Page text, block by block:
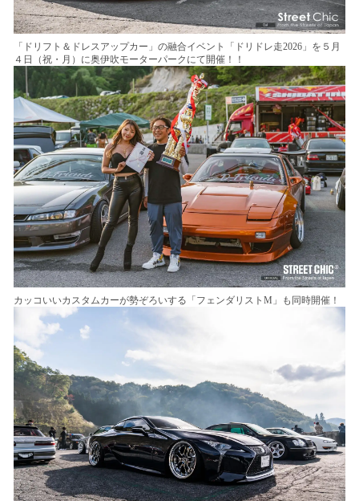
「ドリフト＆ドレスアップカー」の融合イベント「ドリドレ走2026」を５月
４日（祝・月）に奥伊吹モーターパークにて開催！！
カッコいいカスタムカーが勢ぞろいする「フェンダリストM」も同時開催！